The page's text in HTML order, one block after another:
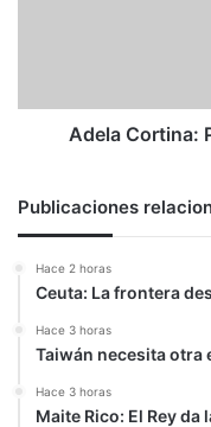
Adela Cortina:
Publicaciones
Hace 2 horas
Ceuta: La frontera
Hace 3 horas
Taiwán necesita otra
Hace 3 horas
Maite Rico: El Rey da